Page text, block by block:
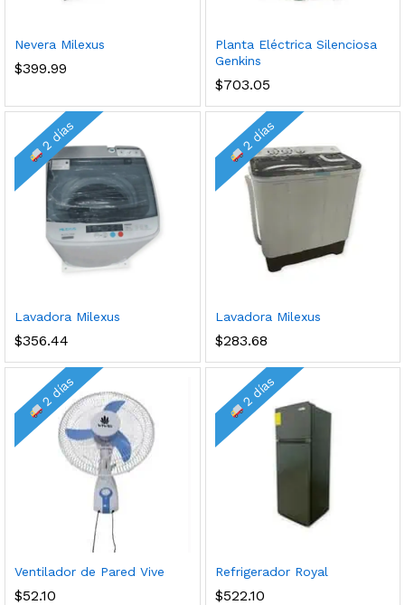
Nevera Milexus
$399.99
Planta Eléctrica Silenciosa
Genkins
$703.05
2 días
Lavadora Milexus
$356.44
2 días
Lavadora Milexus
$283.68
2 días
Ventilador de Pared Vive
$52.10
2 días
Refrigerador Royal
$522.10